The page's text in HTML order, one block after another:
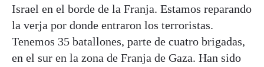
Israel en el borde de la Franja. Estamos reparando
la verja por donde entraron los terroristas.
Tenemos 35 batallones, parte de cuatro brigadas,
en el sur en la zona de Franja de Gaza. Han sido